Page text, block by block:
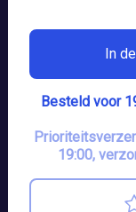
In
Besteld voor
19:00,